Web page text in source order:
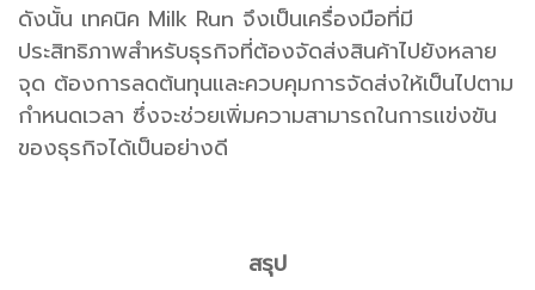
ดังนั้น เทคนิค Milk Run จึงเป็นเครื่องมือที่มี
ประสิทธิภาพสำหรับธุรกิจที่ต้องจัดส่งสินค้าไปยังหลาย
จุด ต้องการลดต้นทุนและควบคุมการจัดส่งให้เป็นไปตาม
กำหนดเวลา ซึ่งจะช่วยเพิ่มความสามารถในการแข่งขัน
ของธุรกิจได้เป็นอย่างดี
สรุป